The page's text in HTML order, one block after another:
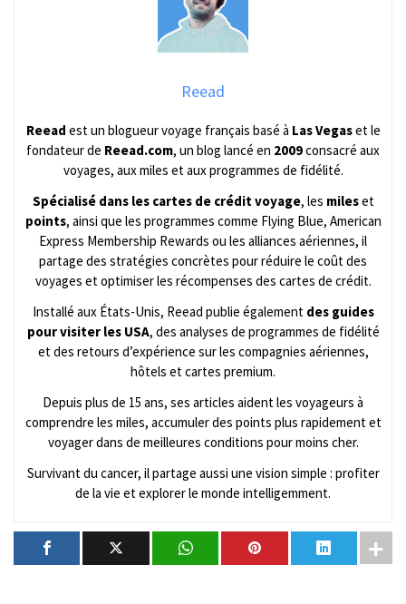
Reead
Reead est un blogueur voyage français basé à Las Vegaset le
fondateur de Reead.com, un blog lancé en 2009consacré aux
voyages, aux miles et aux programmes de fidélité.
Spécialisé dans les cartes de crédit voyage, les mileset
points, ainsi que les programmes comme Flying Blue, American
Express Membership Rewards ou les alliances aériennes, il
partage des stratégies concrètes pour réduire le coût des
voyages et optimiser les récompenses des cartes de crédit.
Installé aux États-Unis, Reead publie également des guides
pour visiter les USA, des analyses de programmes de fidélité
et des retours d’expérience sur les compagnies aériennes,
hôtels et cartes premium.
Depuis plus de 15 ans, ses articles aident les voyageurs à
comprendre les miles, accumuler des points plus rapidement et
voyager dans de meilleures conditions pour moins cher.
Survivant du cancer, il partage aussi une vision simple : profiter
de la vie et explorer le monde intelligemment.